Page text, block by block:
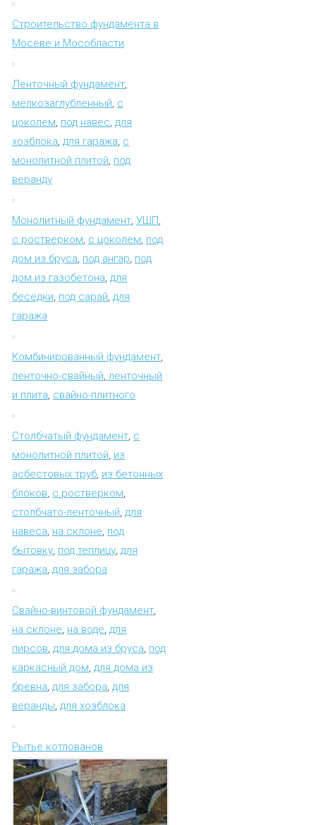
Строительство фундамента в
Мосеве и Мособласти
Ленточный фундамент
мелкозаглубленный с
цоколем под навес для
хозблока для гаража с
монолитной плитой под
веранду
Монолитный фундамент УШП
с ростверком с цоколем под
дом из бруса под ангар под
дом из газобетона для
беседки под сарай для
гаража
Комбинированный фундамент
ленточно-свайный ленточный
и плита свайно-плитного
Столбчатый фундамент с
монолитной плитой из
асбестовых труб из бетонных
блоков с ростверком
столбчато-ленточный для
навеса на склоне под
бытовку под теплицу для
гаража для забора
Свайно-винтовой фундамент
на склоне на воде для
пирсов для дома из бруса под
каркасный дом для дома из
бревна для забора для
веранды для хозблока
Рытье котлованов